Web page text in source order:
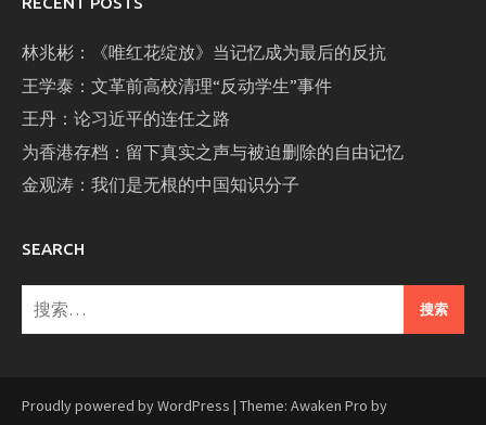
林兆彬：《唯红花绽放》当记忆成为最后的反抗
王学泰：文革前高校清理“反动学生”事件
王丹：论习近平的连任之路
为香港存档：留下真实之声与被迫删除的自由记忆
金观涛：我们是无根的中国知识分子
SEARCH
搜
索：
Proudly powered by WordPress | Theme: Awaken Pro by